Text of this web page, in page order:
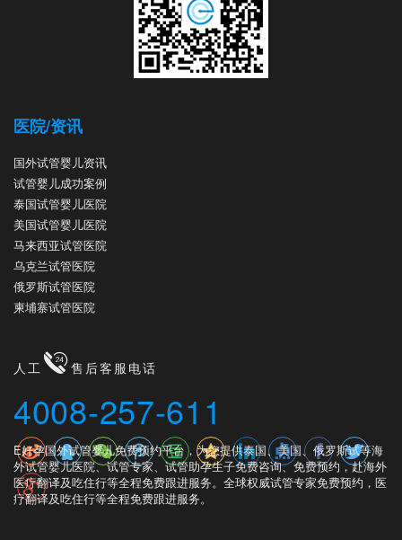
医院/资讯
国外试管婴儿资讯
试管婴儿成功案例
泰国试管婴儿医院
美国试管婴儿医院
马来西亚试管医院
乌克兰试管医院
俄罗斯试管医院
柬埔寨试管医院
人工 售后客服电话
4008-257-611
E好孕国外试管婴儿免费预约平台，为您提供泰国、美国、俄罗斯试等海
外试管婴儿医院、试管专家、试管助孕生子免费咨询、免费预约，赴海外
医疗翻译及吃住行等全程免费跟进服务。全球权威试管专家免费预约，医
疗翻译及吃住行等全程免费跟进服务。